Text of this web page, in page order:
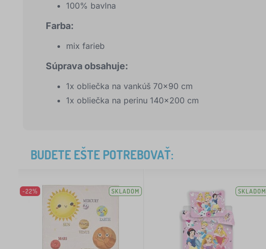
100% bavlna
Farba:
mix farieb
Súprava obsahuje:
1x obliečka na vankúš 70x90 cm
1x obliečka na perinu 140x200 cm
BUDETE EŠTE POTREBOVAŤ:
-22% SKLADOM SKLADOM